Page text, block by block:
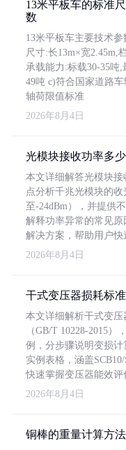
13米平板车的标准
数
13米平板车主要技术
尺寸:长13m×宽2.45m,
承载能力:标载30-35吨
49吨 c)符合国家道路车
轴荷限值标准
2026年8月4日
光模块接收功率多
本文详细解答光模块
点分析千兆光模块的
至-24dBm），并提供
解释功率异常的常见
解决方案，帮助用户快
2026年8月4日
干式变压器损耗标
本文详细解析干式变
（GB/T 10228-2015
例，分步骤说明变损
实例表格，涵盖
快速掌握变压器能效评
2026年8月4日
铜棒的重量计算方